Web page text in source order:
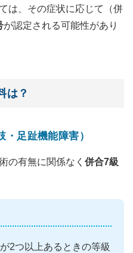
は、その症状に応じて（併
が認定される可能性があり
は？
足趾機能障害）
の有無に関係なく 併合7級
2つ以上あるときの等級